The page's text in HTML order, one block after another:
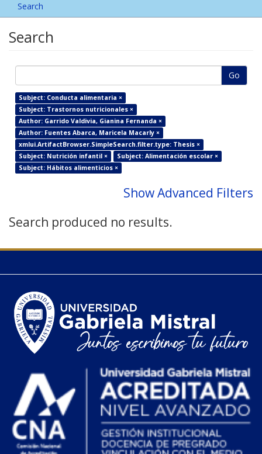
Search
Search
Go
Subject: Conducta alimentaria ×
Subject: Trastornos nutricionales ×
Author: Garrido Valdivia, Gianina Fernanda ×
Author: Fuentes Abarca, Maricela Macarly ×
xmlui.ArtifactBrowser.SimpleSearch.filter.type: Thesis ×
Subject: Nutrición infantil ×
Subject: Alimentación escolar ×
Subject: Hábitos alimenticios ×
Show Advanced Filters
Search produced no results.